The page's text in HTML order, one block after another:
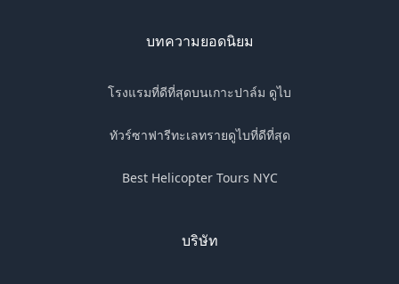
บทความยอดนิยม
โรงแรมที่ดีที่สุดบนเกาะปาล์ม ดูไบ
ทัวร์ซาฟารีทะเลทรายดูไบที่ดีที่สุด
Best Helicopter Tours NYC
บริษัท